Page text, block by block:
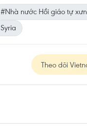
#Nhà nước Hồi giáo tự
Syria
Theo dõi